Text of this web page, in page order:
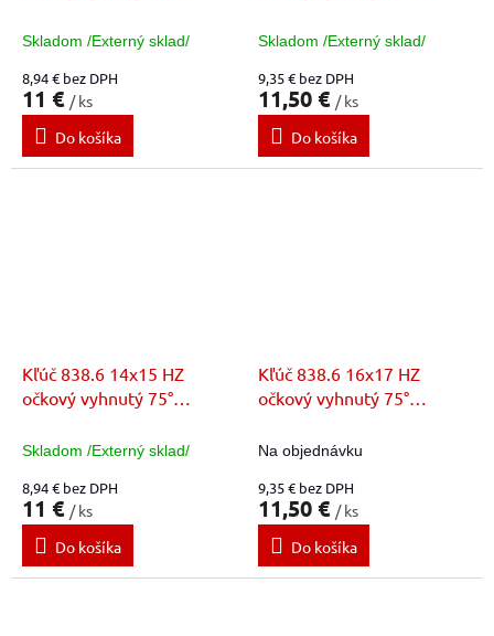
Skladom /Externý sklad/
8,94 € bez DPH
11 € / ks
Do košíka
Skladom /Externý sklad/
9,35 € bez DPH
11,50 € / ks
Do košíka
Kľúč 838.6 14x15 HZ
očkový vyhnutý 75°
Skladom /Externý sklad/
8,94 € bez DPH
11 € / ks
Do košíka
Kľúč 838.6 16x17 HZ
očkový vyhnutý 75°
Na objednávku
9,35 € bez DPH
11,50 € / ks
Do košíka